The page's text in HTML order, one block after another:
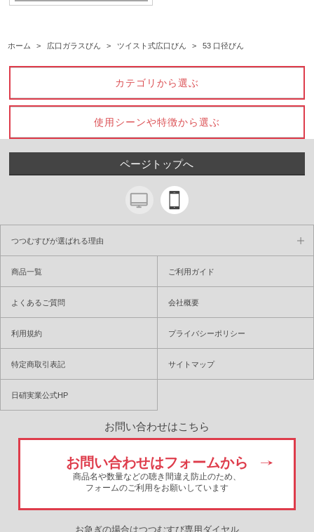
ホーム > 広口ガラスびん > ツイスト式広口びん > 53 口径びん
カテゴリから選ぶ
使用シーンや特徴から選ぶ
ページトップへ
つつむすびが選ばれる理由
商品一覧 ご利用ガイド
よくあるご質問 会社概要
利用規約 プライバシーポリシー
特定商取引表記 サイトマップ
日硝実業公式HP
お問い合わせはこちら
お問い合わせはフォームから
商品名や数量などの聴き間違え防止のため、
フォームのご利用をお願いしています
お急ぎの場合はつつむすび専用ダイヤル